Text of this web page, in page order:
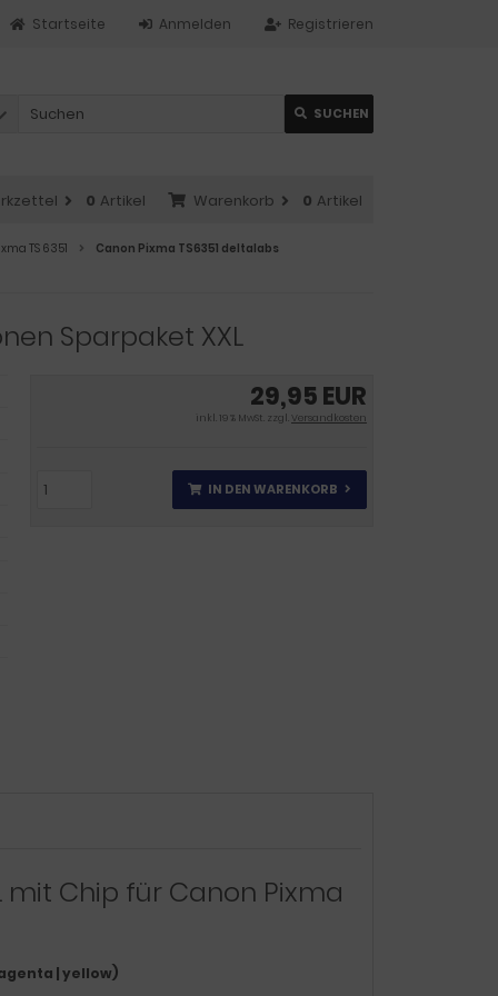
Registrieren
Anmelden
Startseite
SUCHEN
Warenkorb 0 Artikel
0 Artikel
TS 6351 Canon Pixma TS6351 deltalabs
Sparpaket XXL
29,95 EUR
inkl. 19 % MwSt. zzgl.Versandkosten
IN DEN WARENKORB
Chip für Canon Pixma
| yellow)